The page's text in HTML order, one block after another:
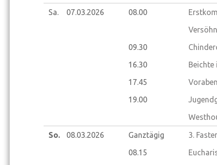
Sa. 07.03.2026 08.00
09.30
16.30
Beichte
17.45
19.00
So. 08.03.2026 Ganztägig
3.
08.15